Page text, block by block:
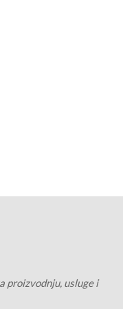
proizvodnju, usluge i